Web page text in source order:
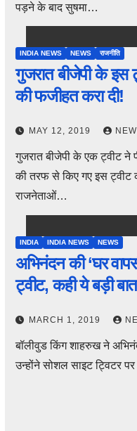
पड़ने के बाद सुषमा…
INDIA NEWS NEWS राजनीति
गुजरात बीजेपी के इस
की फजीहत करा दी!
MAY 12, 2019
गुजरात बीजेपी के एक ट्वीट ने
की तरफ से किए गए इस ट्वीट
राजनेताओं…
INDIA INDIA NEWS NEWS
अभिनंदन की ‘घर
ट्वीट, कही ये बड़ी बात
MARCH 1, 2019
बॉलीवुड किंग शाहरुख ने
उन्होंने सोशल साइट ट्विटर